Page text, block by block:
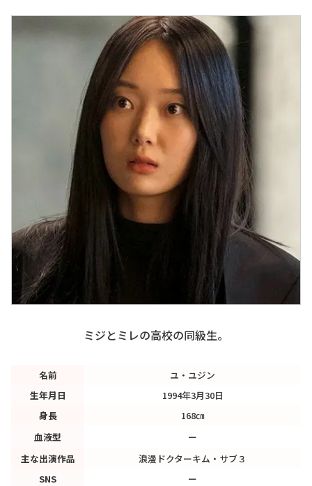
ミジとミレの高校の同級生。
名前
ユ・ユジン
生年月日
1994年3月30日
身長
168㎝
血液型
ー
主な出演作品
浪漫ドクターキム・サブ３
SNS
ー